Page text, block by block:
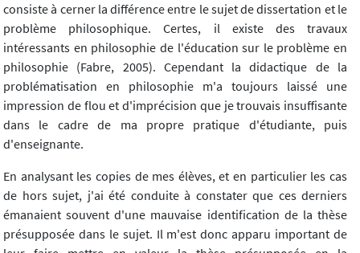
consiste à cerner la différence entre le sujet de dissertation et le
problème philosophique. Certes, il existe des travaux
intéressants en philosophie de l'éducation sur le problème en
philosophie (Fabre, 2005). Cependant la didactique de la
problématisation en philosophie m'a toujours laissé une
impression de flou et d'imprécision que je trouvais insuffisante
dans le cadre de ma propre pratique d'étudiante, puis
d'enseignante.
En analysant les copies de mes élèves, et en particulier les cas
de hors sujet, j'ai été conduite à constater que ces derniers
émanaient souvent d'une mauvaise identification de la thèse
présupposée dans le sujet. Il m'est donc apparu important de